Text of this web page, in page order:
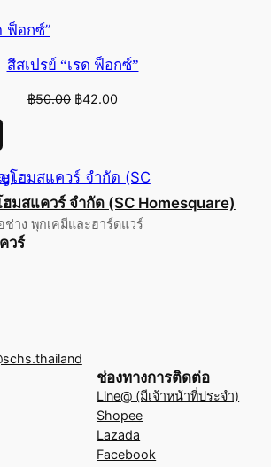
สีสเปรย์ “เรด ฟ็อกซ์”
฿50.00 Original
฿42.00
มสแควร์ จำกัด (SC Homesquare)
ช่าง พุกเคมีและฮาร์ดแวร์
วร์
ช่องทางการติดต่อ
Line@ (มีเจ้าหน้าที่ประจำ)
Shopee
Lazada
Facebook